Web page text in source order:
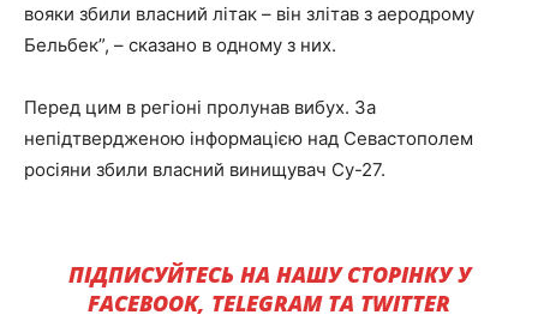
вояки збили власний літак – він злітав з аеродрому
Бельбек”, – сказано в одному з них.
Перед цим в регіоні пролунав вибух. За
непідтвердженою інформацією над Севастополем
росіяни збили власний винищувач Су-27.
ПІДПИСУЙТЕСЬ НА НАШУ СТОРІНКУ У
FACEBOOK, TELEGRAM ТА TWITTER